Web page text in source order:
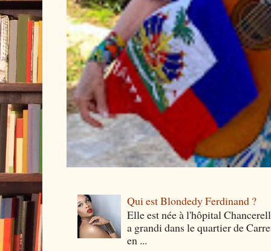
Qui est Blondedy Ferdinand ?
Elle est née à l'hôpital
a grandi dans le quartier de
en ...